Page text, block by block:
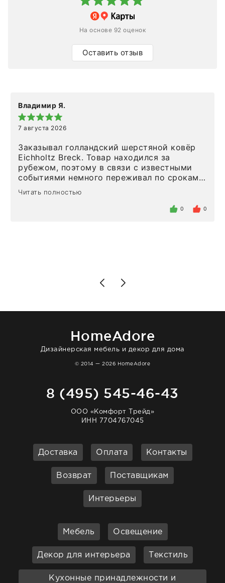
На основе 92 оценок
Оставить отзыв
Владимир Я.
7 августа 2026
Заказывал голландский шерстяной ковёр
Eichholtz Breck. Товар находился за
рубежом, поэтому в связи с известными
событиями немного переживал по срокам.
Но homeadore привезли ровно в
определенное в договоре время, без
то качество выше всяких похвал. Выглядит
Читать полностью
0 0
HomeAdore
Дизайнерская мебель и декор для дома
© 2014 — 2026 HomeAdore
8 (495) 545-46-43
ООО «Комфорт Трейд»
ИНН 7704767045
Доставка Оплата Контакты
Возврат Поставщикам
Интерьеры
Мебель Освещение
Декор для интерьера Текстиль
Кухонные принадлежности и